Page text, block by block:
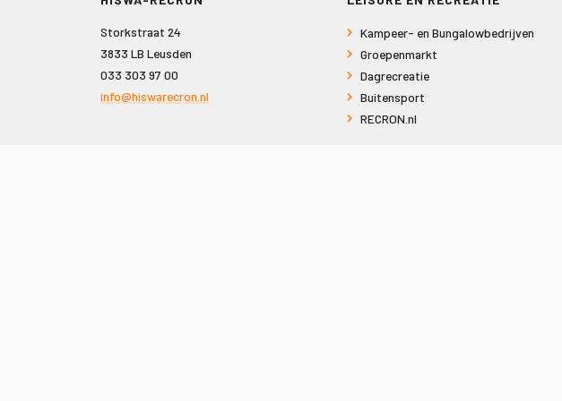
Storkstraat 24
3833 LB Leusden
033 303 97 00
info@hiswarecron.nl
Kampeer- en Bungalowbedrijven
Groepenmarkt
Dagrecreatie
Buitensport
RECRON.nl